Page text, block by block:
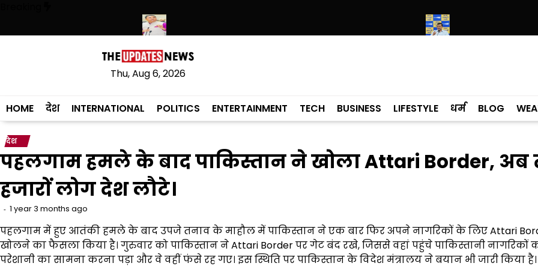
content
ने हथियारों की बड़ी खेप बरामद कीअमन अरोड़ा ने शाहकोट हलके में नौकरियों के मामले में कांग्रेसी विधायक लाडी को घेरा
Thu, Aug 6, 2026
HOME देश INTERNATIONAL POLITICS ENTERTAINMENT TECH BUSINESS LIFESTYLE धर्म BLOG
देश
पहलगाम हमले के बाद पाकिस्तान ने खोला Attari Border,
हजारों लोग देश लौटे।
1 year 3 months ago
पहलगाम में हुए आतंकी हमले के बाद उपजे तनाव के माहौल में पाकिस्तान ने एक बार फिर अपने नागरिकों के लिए Attari
खोलने का फैसला किया है। गुरुवार को पाकिस्तान ने Attari Border पर गेट बंद रखे, जिससे वहां पहुंचे पाकिस्तानी नागरिकों
परेशानी का सामना करना पड़ा और वे वहीं फंसे रह गए। इस स्थिति पर पाकिस्तान के विदेश मंत्रालय ने बयान भी जारी किया है।